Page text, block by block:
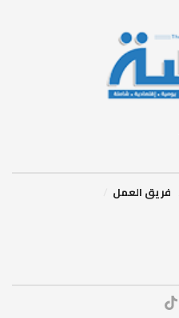
فريق العمل